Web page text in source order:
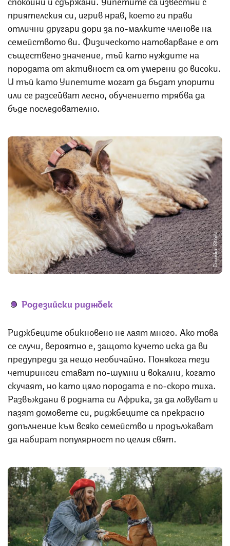
приятелския си, игрив нрав, което ги прави
отлични другари дори за по-малките членове на
семейството ви. Физическото натоварване е от
съществено значение, тъй като нуждите на
породата от активност са от умерени до високи.
И тъй като Уипетите могат да бъдат упорити
или се разсейват лесно, обучението трябва да
бъде последователно.
Снимка: iStock
Родезийски риджбек
Риджбеците обикновено не лаят много. Ако това
се случи, вероятно е, защото кучето иска да ви
предупреди за нещо необичайно. Понякога тези
четириноги стават по-шумни и вокални, когато
скучаят, но като цяло породата е по-скоро тиха.
Развъждани в родната си Африка, за да ловуват и
пазят домовете си, риджбеците са прекрасно
допълнение към всяко семейство и продължават
да набират популярност по целия свят.